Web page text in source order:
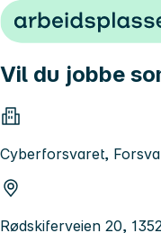
Hopp til innhold
Vil du jobbe
Cyberforsvaret,
Rødskiferveien 20,